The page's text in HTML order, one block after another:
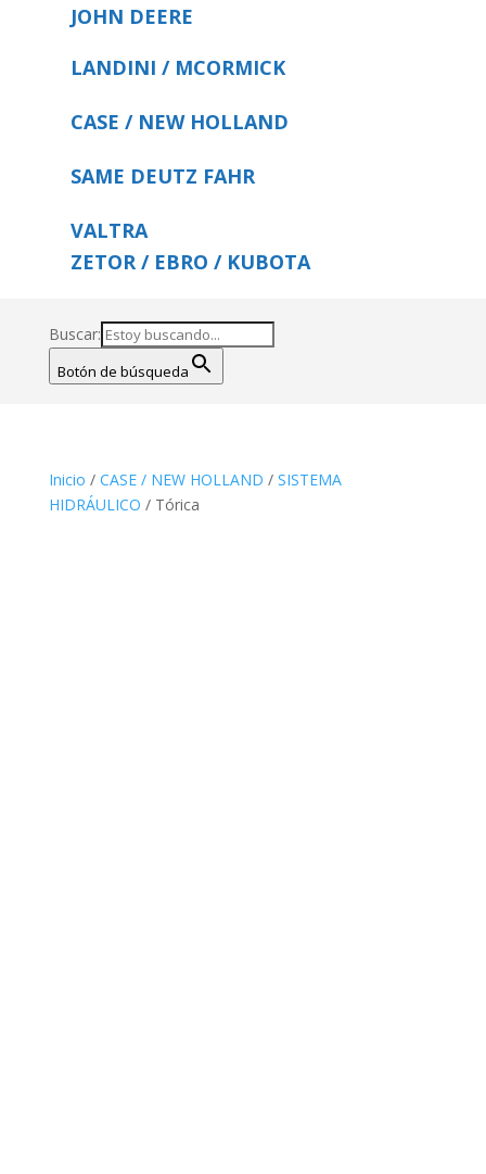
JOHN DEERE
LANDINI / MCORMICK
CASE / NEW HOLLAND
SAME DEUTZ FAHR
VALTRA
ZETOR / EBRO / KUBOTA
Buscar:
Botón de búsqueda
Inicio / CASE / NEW HOLLAND / SISTEMA
HIDRÁULICO / Tórica